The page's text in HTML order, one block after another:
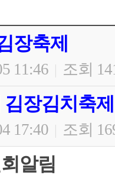
장축제
11:46 | 조회
장김치축제
17:40 | 조회
알림